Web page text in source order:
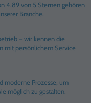
4.89 von 5 Sternen gehören
Branche.
– wir kennen die
mit persönlichem Service
moderne Prozesse, um
möglich zu gestalten.